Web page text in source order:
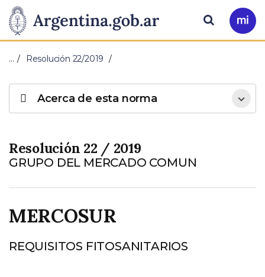
Presidencia
de
Nación
Pasar al contenido principal
Ir
a
Buscar
… Resolución 22/2019
Resolución 22 / 2019
GRUPO DEL MERCADO COMUN
MERCOSUR
REQUISITOS FITOSANITARIOS
Acerca de esta norma